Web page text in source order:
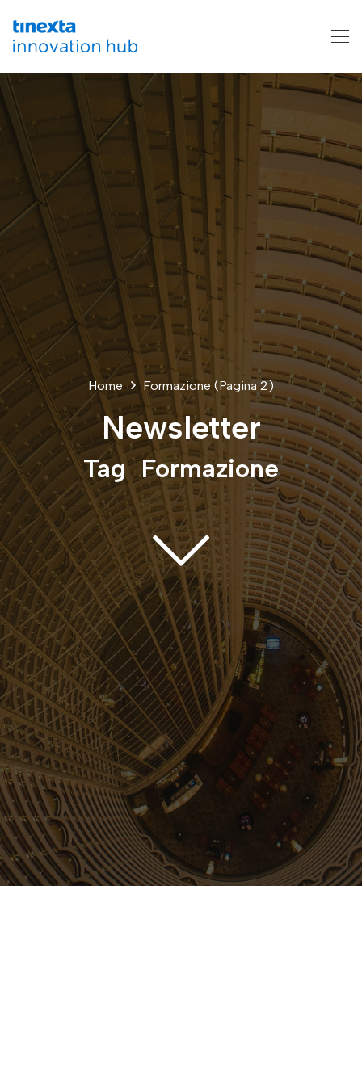
Home Formazione (Pagina 2)
Newsletter
Tag Formazione